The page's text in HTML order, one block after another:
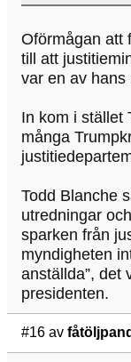
Oförmågan att
till att
var en av hans
In kom i stället
många
Todd Blanche
utredningar
sparken från
myndigheten
anställda”, det
presidenten.
#16 av